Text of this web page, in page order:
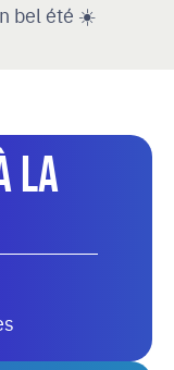
bel été ☀️
la